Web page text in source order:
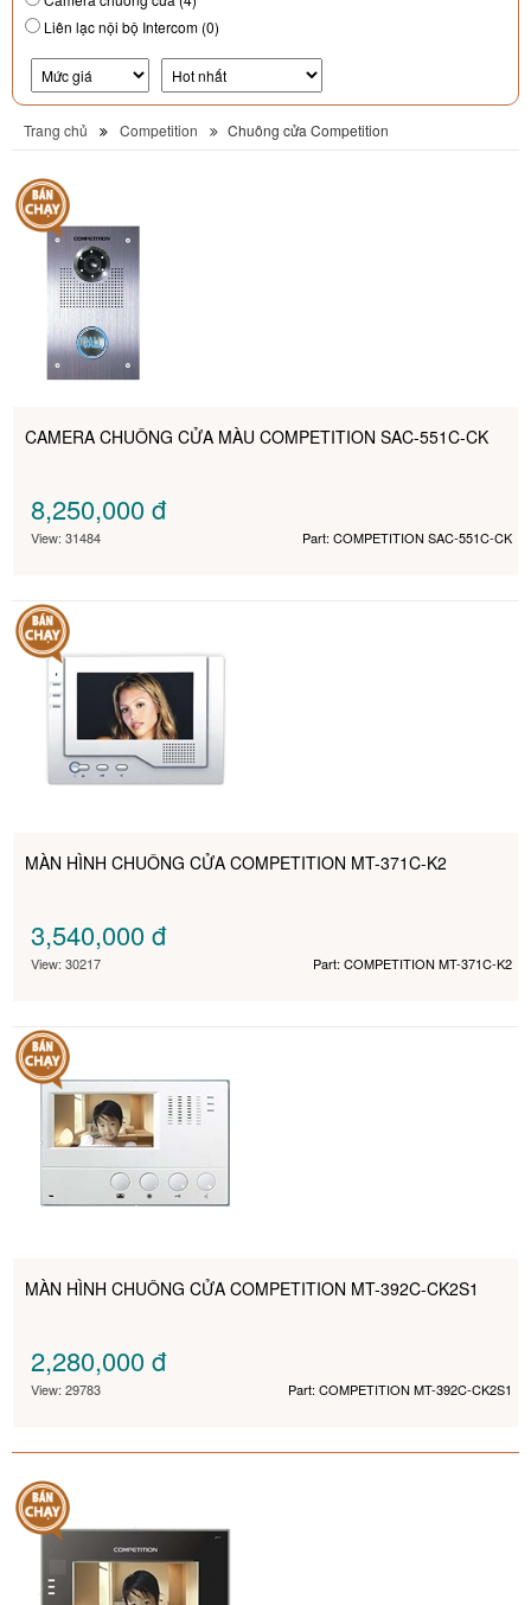
Liên lạc nội bộ Intercom (0)
Trang chủ Competition Chuông cửa Competition
CAMERA CHUÔNG CỬA MÀU COMPETITION SAC-551C-CK
8,250,000đ
View: 31484 Part: COMPETITION SAC-551C-CK
MÀN HÌNH CHUÔNG CỬA COMPETITION MT-371C-K2
3,540,000đ
View: 30217 Part: COMPETITION MT-371C-K2
MÀN HÌNH CHUÔNG CỬA COMPETITION MT-392C-CK2S1
2,280,000đ
View: 29783 Part: COMPETITION MT-392C-CK2S1